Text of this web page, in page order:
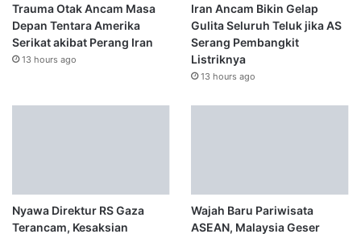
Trauma Otak Ancam Masa
Depan Tentara Amerika
Serikat akibat Perang Iran
13 hours ago
Iran Ancam Bikin Gelap
Gulita Seluruh Teluk jika AS
Serang Pembangkit
Listriknya
13 hours ago
Nyawa Direktur RS Gaza
Terancam, Kesaksian
Wajah Baru Pariwisata
ASEAN, Malaysia Geser